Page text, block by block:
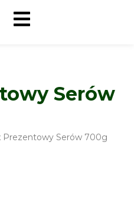
Serów
Prezentowy Serów 700g